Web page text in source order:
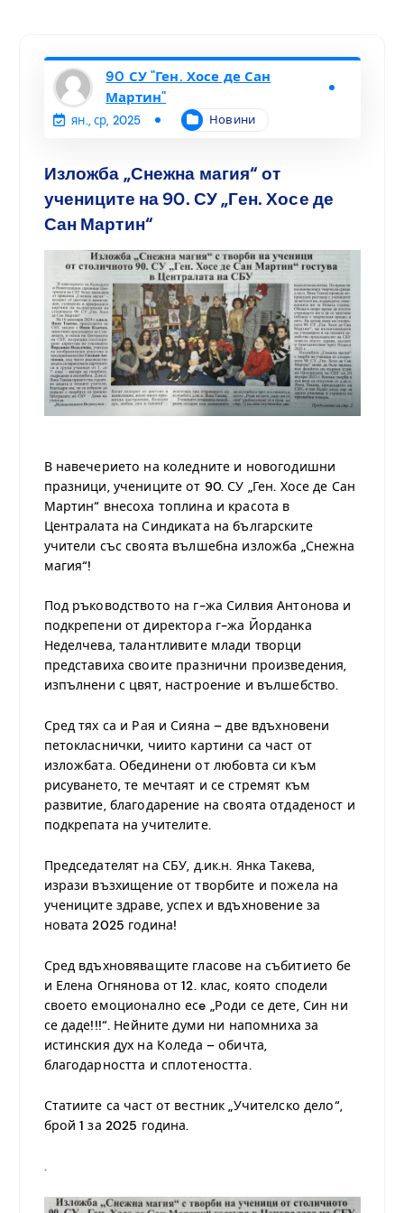
90 СУ "Ген. Хосе де Сан
Мартин"
ян., ср, 2025 Новини
Изложба „Снежна магия“ от
учениците на 90. СУ „Ген. Хосе де
Сан Мартин“
В навечерието на коледните и новогодишни
празници, учениците от 90. СУ „Ген. Хосе де Сан
Мартин“ внесоха топлина и красота в
Централата на Синдиката на българските
учители със своята вълшебна изложба „Снежна
магия“!
Под ръководството на г-жа Силвия Антонова и
подкрепени от директора г-жа Йорданка
Неделчева, талантливите млади творци
представиха своите празнични произведения,
изпълнени с цвят, настроение и вълшебство.
Сред тях са и Рая и Сияна – две вдъхновени
петокласнички, чиито картини са част от
изложбата. Обединени от любовта си към
рисуването, те мечтаят и се стремят към
развитие, благодарение на своята отдаденост и
подкрепата на учителите.
Председателят на СБУ, д.ик.н. Янка Такева,
изрази възхищение от творбите и пожела на
учениците здраве, успех и вдъхновение за
новата 2025 година!
Сред вдъхновяващите гласове на събитието бе
и Елена Огнянова от 12. клас, която сподели
своето емоционално есe „Роди се дете, Син ни
се даде!!!“. Нейните думи ни напомниха за
истинския дух на Коледа – обичта,
благодарността и сплотеността.
Статиите са част от вестник „Учителско дело“,
брой 1 за 2025 година.
.